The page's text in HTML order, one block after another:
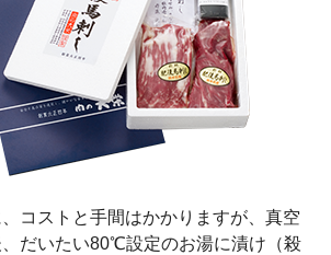
コストと手間はかかりますが、真空
だいたい80℃設定のお湯に漬け（殺